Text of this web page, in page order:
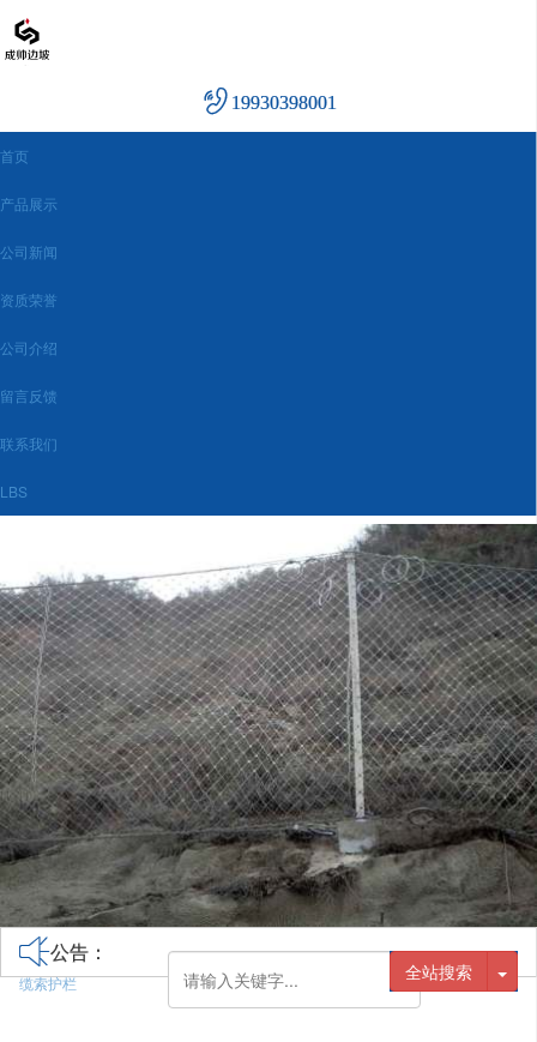
19930398001
首页
产品展示
公司新闻
资质荣誉
公司介绍
留言反馈
联系我们
LBS
公告：
缆索护栏 全站搜索